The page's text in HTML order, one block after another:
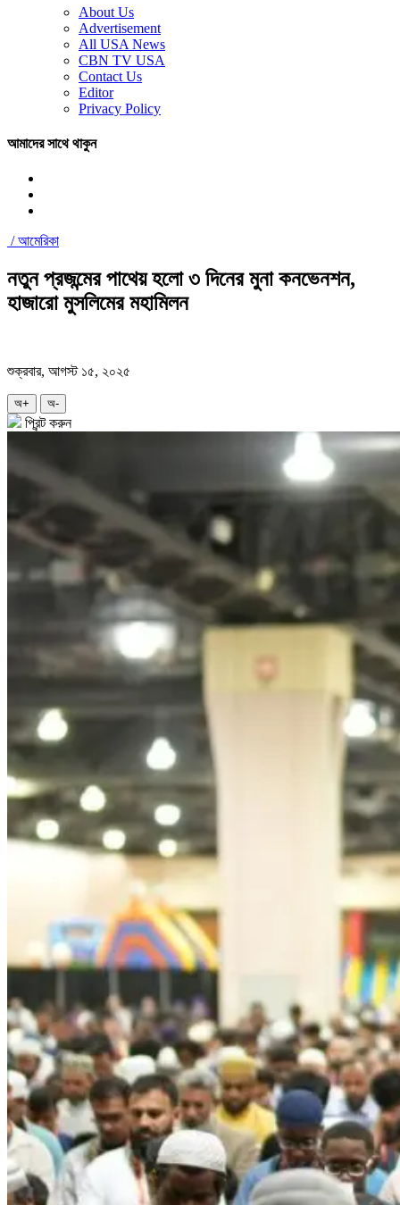
About Us
Advertisement
All USA News
CBN TV USA
Contact Us
Editor
Privacy Policy
আমাদের সাথে থাকুন
/আমেরিকা
নতুন প্রজন্মের পাথেয় হলো ৩ দিনের মুনা কনভেনশন,
হাজারো মুসলিমের মহামিলন
শুক্রবার, আগস্ট ১৫, ২০২৫
অ+ অ-
প্রিন্ট করুন